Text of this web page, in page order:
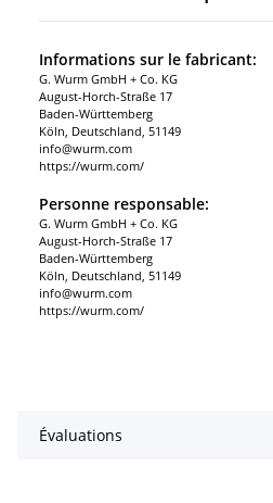
Informations sur le fabricant:
G. Wurm GmbH + Co. KG
August-Horch-Straße 17
Baden-Württemberg
Köln, Deutschland, 51149
info@wurm.com
https://wurm.com/
Personne responsable:
G. Wurm GmbH + Co. KG
August-Horch-Straße 17
Baden-Württemberg
Köln, Deutschland, 51149
info@wurm.com
https://wurm.com/
Évaluations